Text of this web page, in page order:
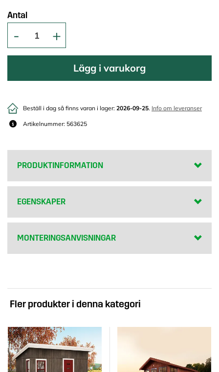
Antal
Lägg i varukorg
Beställ i dag så finns varan i lager: 2026-09-25. Info om leveranser
Artikelnummer: 563625
PRODUKTINFORMATION
EGENSKAPER
MONTERINGSANVISNINGAR
Fler produkter i denna kategori